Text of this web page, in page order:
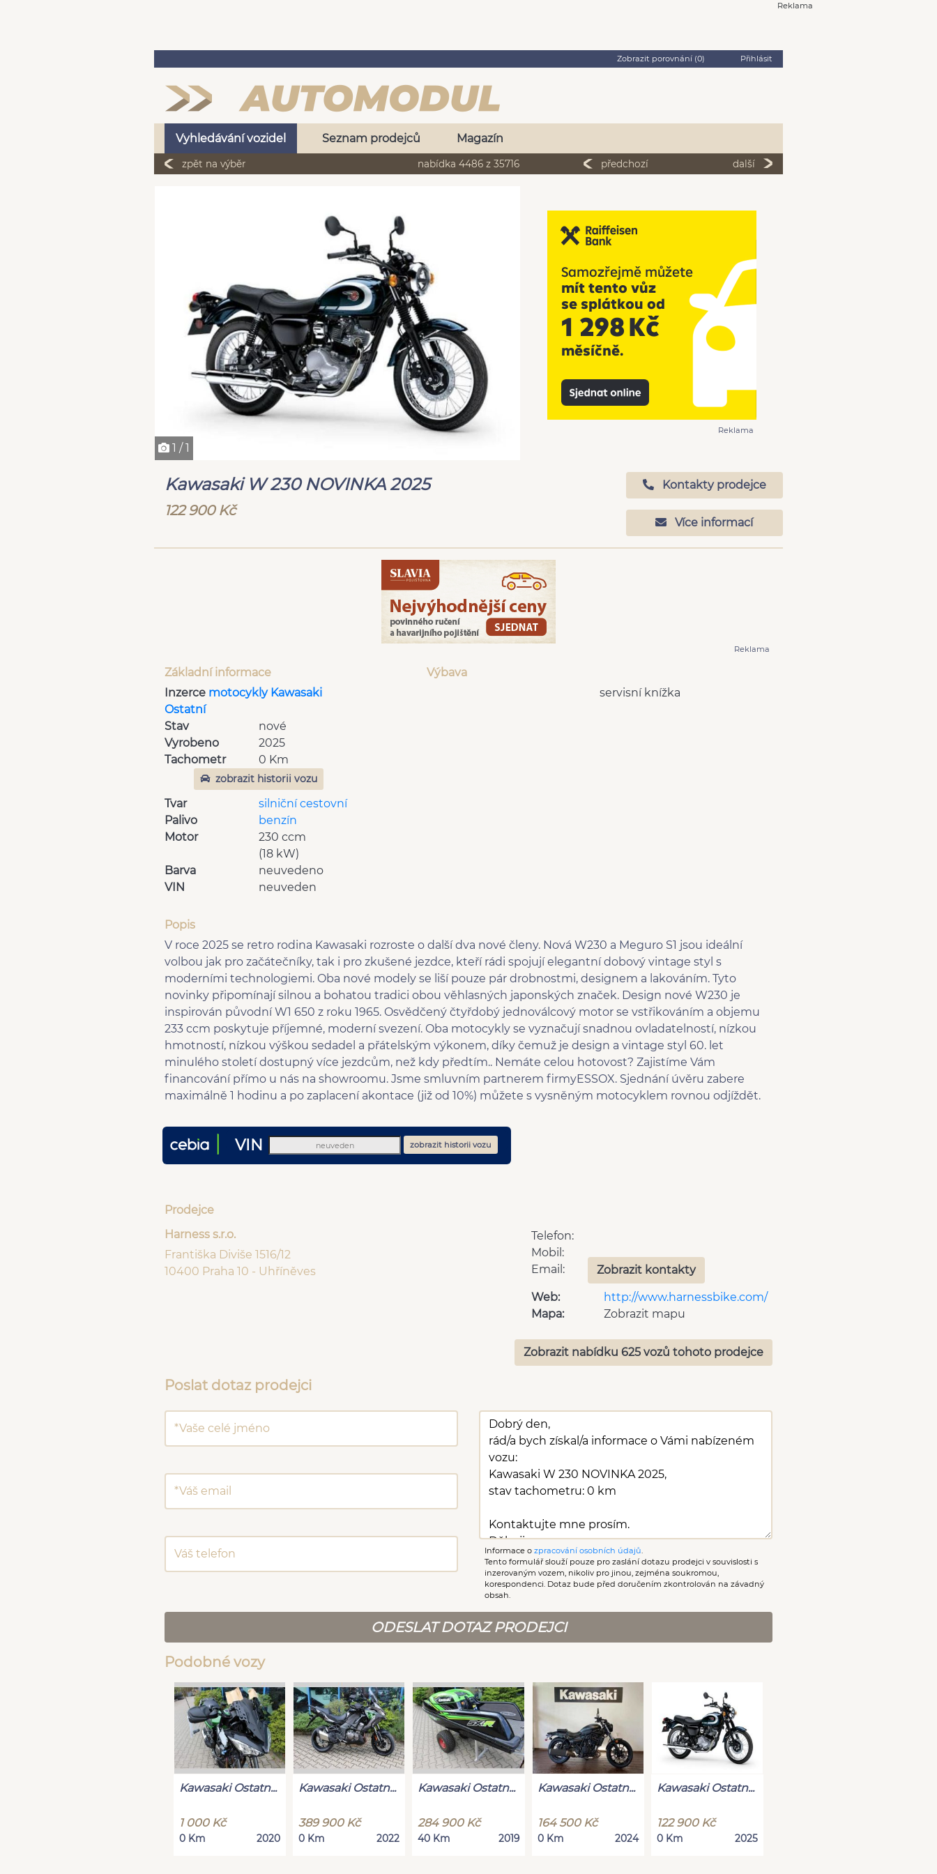
Reklama
Zobrazit porovnání (0) Přihlásit
Vyhledávání vozidel Seznam prodejců Magazín
zpět na výběr nabídka 4486 z 35716 předchozí další
1 / 1
Reklama
Kawasaki W 230 NOVINKA 2025
122 900 Kč
Kontakty prodejce
Více informací
Reklama
Základní informace
Inzerce motocykly Kawasaki
Ostatní
Stav
nové
Vyrobeno
2025
Tachometr
0 Km
zobrazit historii vozu
Tvar
silniční cestovní
Palivo
benzín
Motor
230 ccm
(18 kW)
Barva
neuvedeno
VIN
neuveden
Výbava
servisní knížka
Popis
V roce 2025 se retro rodina Kawasaki rozroste o další dva nové členy. Nová W230 a Meguro S1 jsou ideální
volbou jak pro začátečníky, tak i pro zkušené jezdce, kteří rádi spojují elegantní dobový vintage styl s
moderními technologiemi. Oba nové modely se liší pouze pár drobnostmi, designem a lakováním. Tyto
novinky připomínají silnou a bohatou tradici obou věhlasných japonských značek. Design nové W230 je
inspirován původní W1 650 z roku 1965. Osvědčený čtyřdobý jednoválcový motor se vstřikováním a objemu
233 ccm poskytuje příjemné, moderní svezení. Oba motocykly se vyznačují snadnou ovladatelností, nízkou
hmotností, nízkou výškou sedadel a přátelským výkonem, díky čemuž je design a vintage styl 60. let
minulého století dostupný více jezdcům, než kdy předtím.. Nemáte celou hotovost? Zajistíme Vám
financování přímo u nás na showroomu. Jsme smluvním partnerem firmyESSOX. Sjednání úvěru zabere
maximálně 1 hodinu a po zaplacení akontace (již od 10%) můžete s vysněným motocyklem rovnou odjíždět.
VIN zobrazit historii vozu
Prodejce
Harness s.r.o.
Františka Diviše 1516/12
10400 Praha 10 - Uhříněves
Telefon:
Mobil:
Email:
Zobrazit kontakty
Web:
http://www.harnessbike.com/
Mapa:
Zobrazit mapu
Zobrazit nabídku 625 vozů tohoto prodejce
Poslat dotaz prodejci
Informace o zpracování osobních údajů
Tento formulář slouží pouze pro zaslání dotazu prodejci v souvislosti s
inzerovaným vozem, nikoliv pro jinou, zejména soukromou,
korespondenci. Dotaz bude před doručením zkontrolován na závadný
obsah.
ODESLAT DOTAZ PRODEJCI
Podobné vozy
Kawasaki Ostatn...
1 000 Kč
0 Km 2020
Kawasaki Ostatn...
389 900 Kč
0 Km 2022
Kawasaki Ostatn...
284 900 Kč
40 Km 2019
Kawasaki Ostatn...
164 500 Kč
0 Km 2024
Kawasaki Ostatn...
122 900 Kč
0 Km 2025